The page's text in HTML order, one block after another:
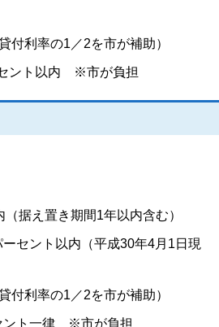
付利率の1／2を市が補助）
ント以内 ※市が負担
据え置き期間1年以内含む）
セント以内（平成30年4月1日現
付利率の1／2を市が補助）
ント一律 ※市が負担